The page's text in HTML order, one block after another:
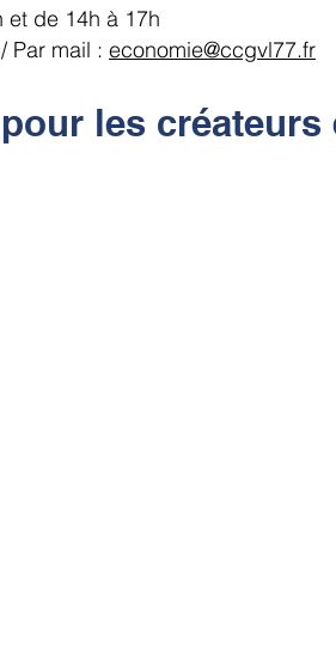
et de 14h à 17h
Par mail : economie@ccgvl77.fr
les